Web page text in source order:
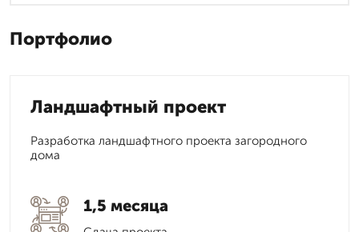
Портфолио
Ландшафтный проект
Разработка ландшафтного проекта загородного
дома
1,5 месяца